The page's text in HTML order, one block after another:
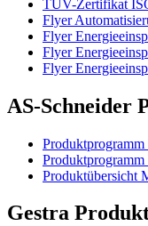
TÜV-Zertifikat
Flyer
Flyer
Flyer
Flyer
AS-Schneider
Produktübersicht
Gestra